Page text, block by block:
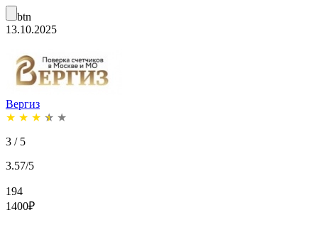
btn
13.10.2025
Вергиз
★ ★ ★ ★ ★
3 / 5
3.57/5
194
1400₽